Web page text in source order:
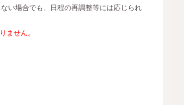
い場合でも、日程の再調整等には応じられ
ません。